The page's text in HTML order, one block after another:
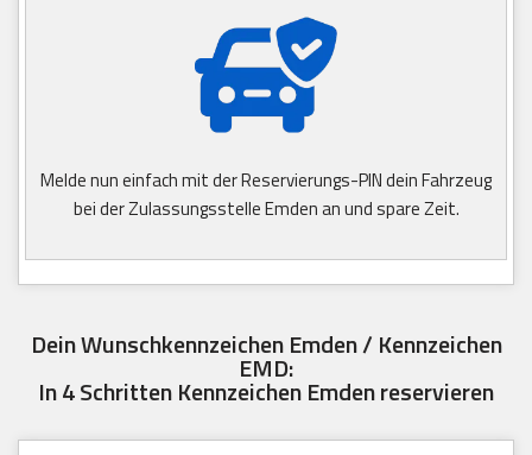
Melde nun einfach mit der Reservierungs-PIN dein Fahrzeug
bei der Zulassungsstelle Emden an und spare Zeit.
Dein Wunschkennzeichen Emden / Kennzeichen
EMD:
In 4 Schritten Kennzeichen Emden reservieren